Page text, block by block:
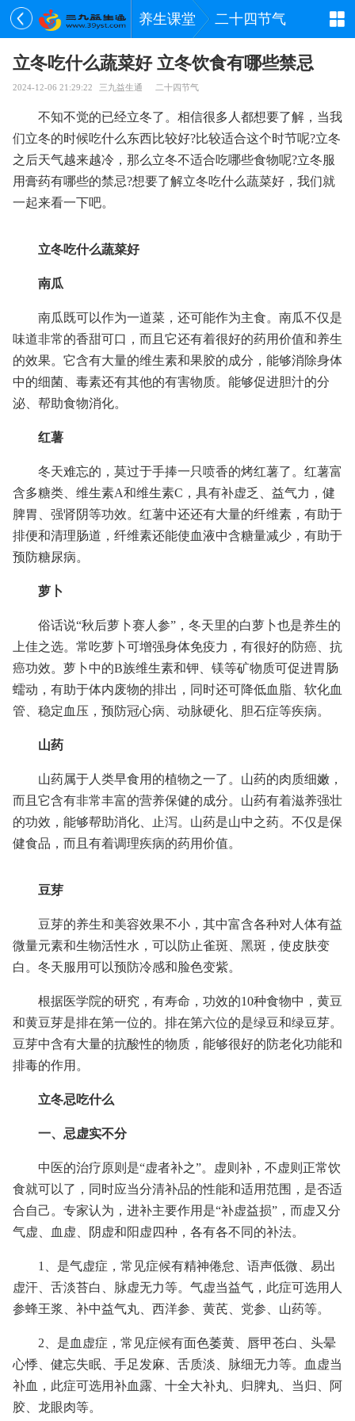
养生课堂 二十四节气
立冬吃什么蔬菜好 立冬饮食有哪些禁忌
2024-12-06 21:29:22 三九益生通 二十四节气
不知不觉的已经立冬了。相信很多人都想要了解，当我
们立冬的时候吃什么东西比较好?比较适合这个时节呢?立冬
之后天气越来越冷，那么立冬不适合吃哪些食物呢?立冬服
用膏药有哪些的禁忌?想要了解立冬吃什么蔬菜好，我们就
一起来看一下吧。
立冬吃什么蔬菜好
南瓜
南瓜既可以作为一道菜，还可能作为主食。南瓜不仅是
味道非常的香甜可口，而且它还有着很好的药用价值和养生
的效果。它含有大量的维生素和果胶的成分，能够消除身体
中的细菌、毒素还有其他的有害物质。能够促进胆汁的分
泌、帮助食物消化。
红薯
冬天难忘的，莫过于手捧一只喷香的烤红薯了。红薯富
含多糖类、维生素A和维生素C，具有补虚乏、益气力，健
脾胃、强肾阴等功效。红薯中还还有大量的纤维素，有助于
排便和清理肠道，纤维素还能使血液中含糖量减少，有助于
预防糖尿病。
萝卜
俗话说“秋后萝卜赛人参”，冬天里的白萝卜也是养生的
上佳之选。常吃萝卜可增强身体免疫力，有很好的防癌、抗
癌功效。萝卜中的B族维生素和钾、镁等矿物质可促进胃肠
蠕动，有助于体内废物的排出，同时还可降低血脂、软化血
管、稳定血压，预防冠心病、动脉硬化、胆石症等疾病。
山药
山药属于人类早食用的植物之一了。山药的肉质细嫩，
而且它含有非常丰富的营养保健的成分。山药有着滋养强壮
的功效，能够帮助消化、止泻。山药是山中之药。不仅是保
健食品，而且有着调理疾病的药用价值。
豆芽
豆芽的养生和美容效果不小，其中富含各种对人体有益
微量元素和生物活性水，可以防止雀斑、黑斑，使皮肤变
白。冬天服用可以预防冷感和脸色变紫。
根据医学院的研究，有寿命，功效的10种食物中，黄豆
和黄豆芽是排在第一位的。排在第六位的是绿豆和绿豆芽。
豆芽中含有大量的抗酸性的物质，能够很好的防老化功能和
排毒的作用。
立冬忌吃什么
一、忌虚实不分
中医的治疗原则是“虚者补之”。虚则补，不虚则正常饮
食就可以了，同时应当分清补品的性能和适用范围，是否适
合自己。专家认为，进补主要作用是“补虚益损”，而虚又分
气虚、血虚、阴虚和阳虚四种，各有各不同的补法。
1、是气虚症，常见症候有精神倦怠、语声低微、易出
虚汗、舌淡苔白、脉虚无力等。气虚当益气，此症可选用人
参蜂王浆、补中益气丸、西洋参、黄芪、党参、山药等。
2、是血虚症，常见症候有面色萎黄、唇甲苍白、头晕
心悸、健忘失眠、手足发麻、舌质淡、脉细无力等。血虚当
补血，此症可选用补血露、十全大补丸、归脾丸、当归、阿
胶、龙眼肉等。